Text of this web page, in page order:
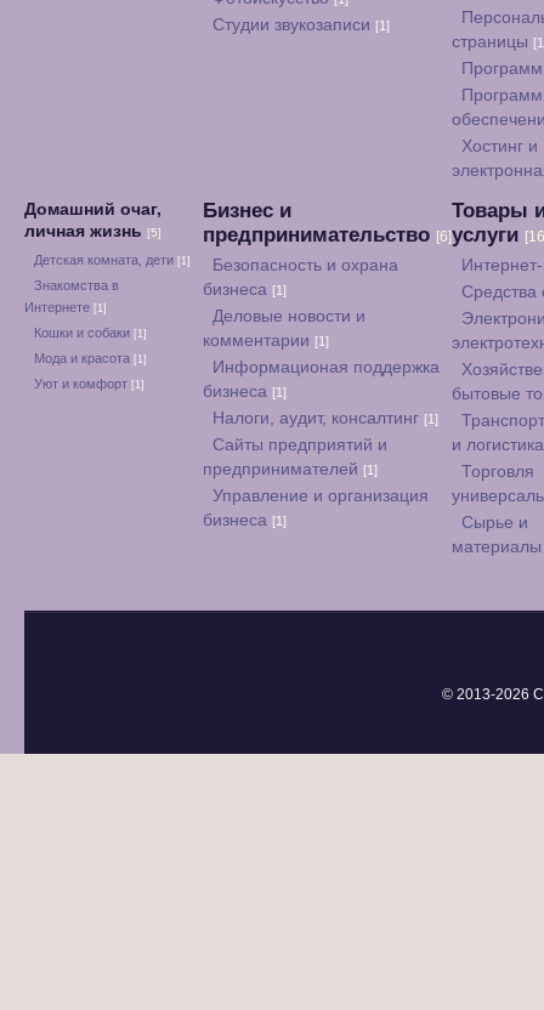
Студии звукозаписи [1]
страницы
Хостинг и
Домашний очаг,
личная жизнь [5]
Детская комната, дети [1]
Знакомства в
Интернете [1]
Кошки и собаки [1]
Мода и красота [1]
Уют и комфорт [1]
Бизнес и
предпринимательство [6]
Безопасность и охрана
бизнеса [1]
Деловые новости и
комментарии [1]
Информационая поддержка
бизнеса [1]
Налоги, аудит, консалтинг [1]
Сайты предприятий и
предпринимателей [1]
Управление и организация
бизнеса [1]
Товары
услуги
Средства
бытовые
и
Торговля
Сырье и
© 2013-2026